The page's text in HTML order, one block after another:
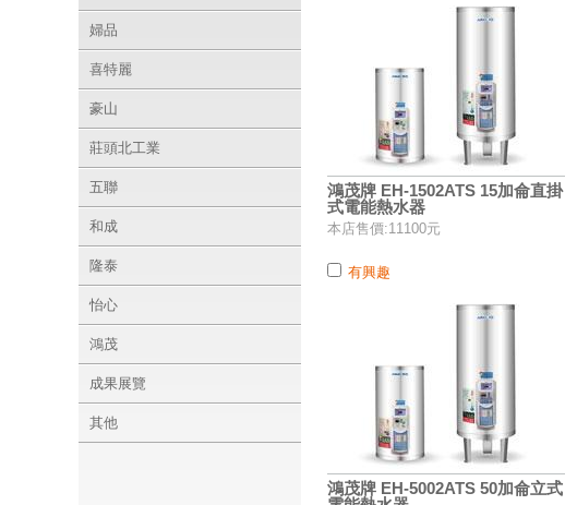
婦品
喜特麗
豪山
莊頭北工業
五聯
和成
隆泰
怡心
鴻茂
成果展覽
其他
鴻茂牌 EH-1502ATS 15加侖直掛
式電能熱水器
本店售價:11100元
有興趣
鴻茂牌 EH-5002ATS 50加侖立式